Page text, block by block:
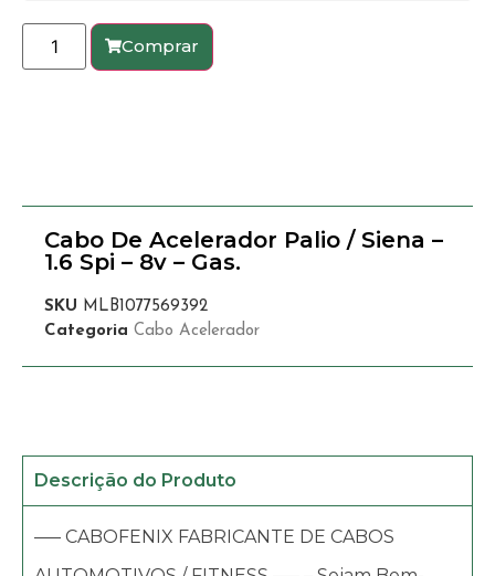
Comprar
Cabo De Acelerador Palio / Siena –
1.6 Spi – 8v – Gas.
SKU MLB1077569392
Categoria Cabo Acelerador
Descrição do Produto
—– CABOFENIX FABRICANTE DE CABOS